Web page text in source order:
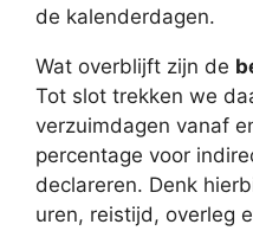
de kalenderdagen.
Wat overblijft zijn de
Tot slot trekken we
verzuimdagen vanaf
percentage voor
declareren. Denk
uren, reistijd, overleg